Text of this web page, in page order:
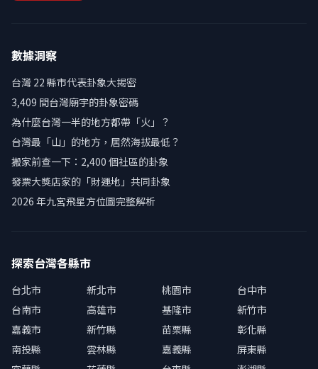
數據洞察
台灣 22 縣市代表卦象大揭密
3,409 間台灣廟宇的卦象密碼
為什麼台灣一半的地方都帶「火」？
台灣最「山」的地方，居然海拔最低？
搬家前查一下：2,400 個社區的卦象
發票大獎店家的「財運地」共同卦象
2026 年九宮飛星方位圖完整解析
探索台灣各縣市
台北市 新北市 桃園市
台中市
台南市
高雄市 基隆市
新竹市
嘉義市
新竹縣 苗栗縣
彰化縣
南投縣
雲林縣 嘉義縣
屏東縣